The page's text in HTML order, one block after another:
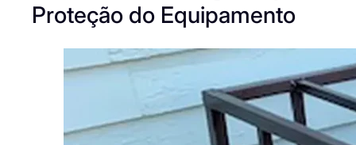
Proteção do Equipamento